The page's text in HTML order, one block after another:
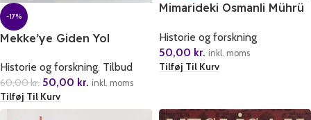
-17%
Mekke’ye Giden Yol
Historie og forskning, Tilbud
60,00kr. 50,00 kr. inkl. moms
Tilføj Til Kurv
Mimarideki Osmanli Mührü
Historie og forskning
50,00 kr. inkl. moms
Tilføj Til Kurv